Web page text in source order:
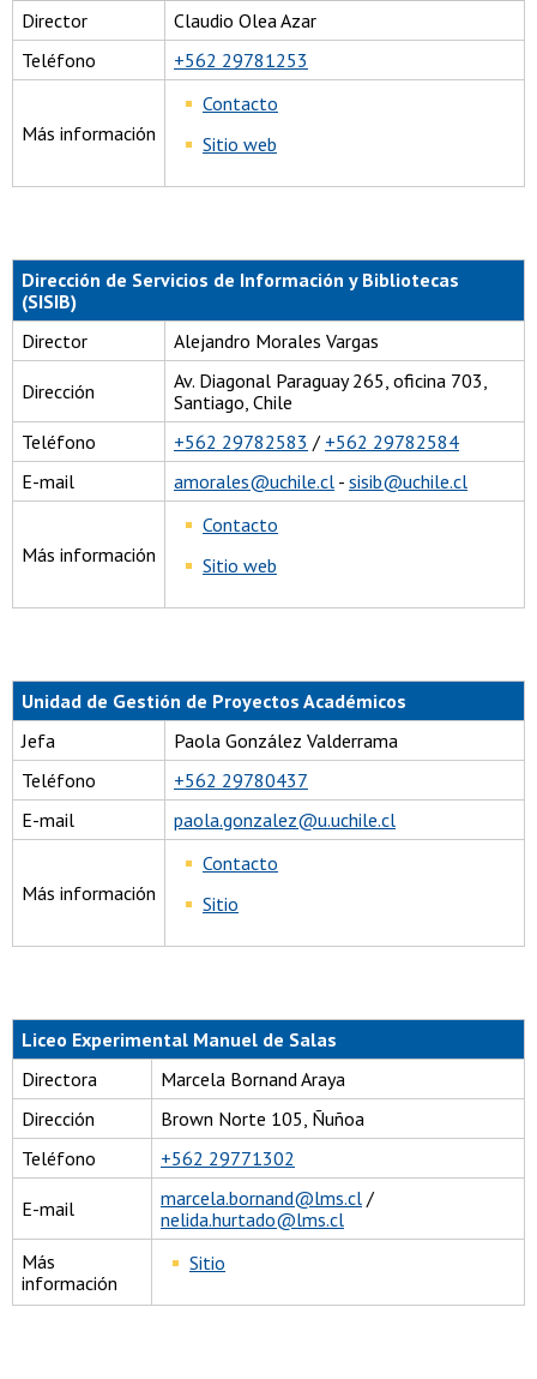
Director
Claudio Olea Azar
Teléfono
+562 29781253
Más información
Contacto
Sitio web
Dirección de Servicios de Información y Bibliotecas
(SISIB)
Director
Alejandro Morales Vargas
Dirección
Av. Diagonal Paraguay 265, oficina 703,
Santiago, Chile
Teléfono
+562 29782583 / +562 29782584
E-mail
amorales@uchile.cl - sisib@uchile.cl
Más información
Contacto
Sitio web
Unidad de Gestión de Proyectos Académicos
Jefa
Paola González Valderrama
Teléfono
+562 29780437
E-mail
paola.gonzalez@u.uchile.cl
Más información
Contacto
Sitio
Liceo Experimental Manuel de Salas
Directora
Marcela Bornand Araya
Dirección
Brown Norte 105, Ñuñoa
Teléfono
+562 29771302
E-mail marcela.bornand@lms.cl /
nelida.hurtado@lms.cl
Más
información
Sitio